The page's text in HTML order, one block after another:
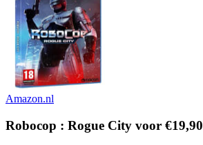
Amazon.nl
Robocop : Rogue City voor €19,90